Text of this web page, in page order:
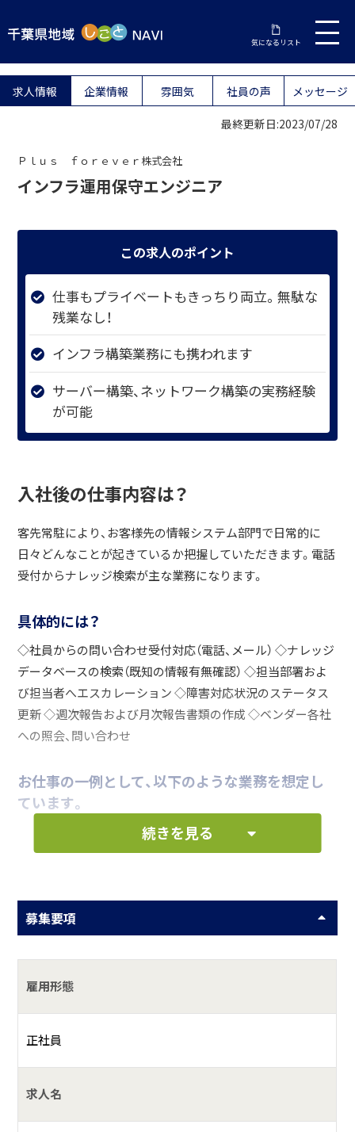
気になるリスト
求人情報 企業情報 雰囲気 社員の声 メッセージ
最終更新日:2023/07/28
Ｐｌｕｓ ｆｏｒｅｖｅｒ株式会社
インフラ運用保守エンジニア
この求人のポイント
仕事もプライベートもきっちり両立。無駄な
残業なし！
インフラ構築業務にも携われます
サーバー構築、ネットワーク構築の実務経験
が可能
入社後の仕事内容は？
客先常駐により、お客様先の情報システム部門で日常的に
日々どんなことが起きているか把握していただきます。電話
受付からナレッジ検索が主な業務になります。
具体的には？
◇社員からの問い合わせ受付対応（電話、メール） ◇ナレッジ
データベースの検索（既知の情報有無確認） ◇担当部署およ
び担当者へエスカレーション ◇障害対応状況のステータス
更新 ◇週次報告および月次報告書類の作成 ◇ベンダー各社
への照会、問い合わせ
お仕事の一例として、以下のような業務を想定し
ています。
ユーザー問い合わせ対応
マイグレーション
何をしている会社？
コンピュータシステム、ネットワークシステム等の開発、制
具体的には？
続きを見る
募集要項
雇用形態
正社員
求人名